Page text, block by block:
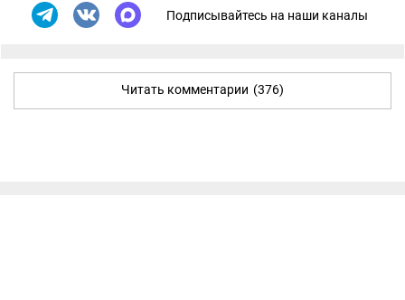
Подписывайтесь на наши каналы
Читать комментарии (376)